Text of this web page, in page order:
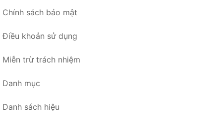
Chính sách bảo mật
Điều khoản sử dụng
Miễn trừ trách nhiệm
Danh mục
Danh sách hiệu